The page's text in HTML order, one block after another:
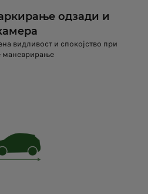
одзади и
видливост и спокојство при
маневрирање